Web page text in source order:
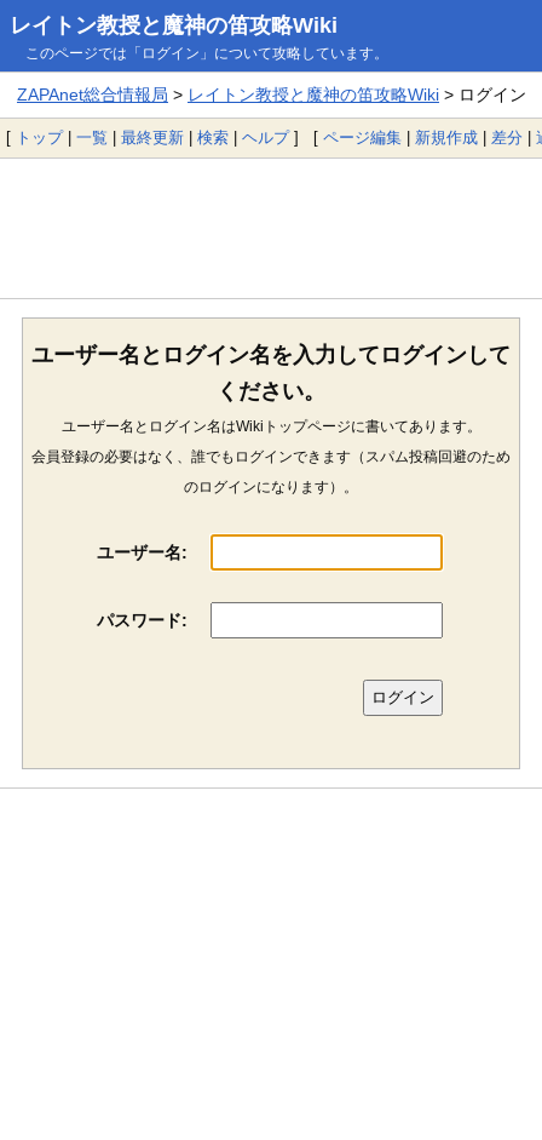
レイトン教授と魔神の笛攻略Wiki
このページでは「ログイン」について攻略しています。
ZAPAnet総合情報局 > レイトン教授と魔神の笛攻略Wiki> ログイン
[ トップ| 一覧 | 最終更新 | 検索 | ヘルプ] [ ページ編集 | 新規作成 | 差分 |
ユーザー名とログイン名を入力してログインして
ください。
ユーザー名とログイン名はWikiトップページに書いてあります。
会員登録の必要はなく、誰でもログインできます（スパム投稿回避のため
のログインになります）。
ユーザー名:
パスワード: